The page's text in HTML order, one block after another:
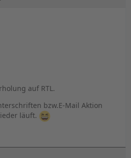
auf RTL.
bzw.E-Mail Aktion
läuft.